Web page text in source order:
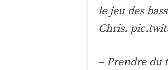
le jeu des
Chris.
– Prendre du